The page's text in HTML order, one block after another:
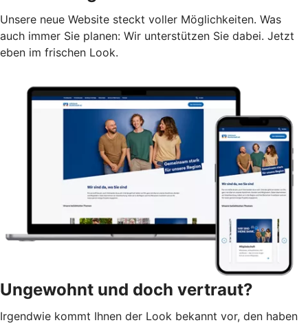
Unsere neue Website steckt voller Möglichkeiten. Was
auch immer Sie planen: Wir unterstützen Sie dabei. Jetzt
eben im frischen Look.
Ungewohnt und doch vertraut?
Irgendwie kommt Ihnen der Look bekannt vor, den haben